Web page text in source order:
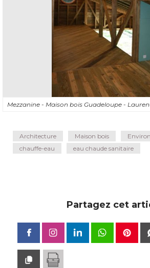
Mezzanine - Maison bois Guadeloupe -
Architecture Maison bois
chauffe-eau
eau chaude sanitaire
Partagez cet